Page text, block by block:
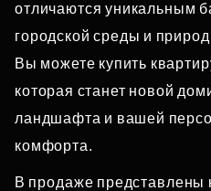
отличаются уникальным
городской среды и
Вы можете купить
которая станет новой
ландшафта и вашей
комфорта.
В продаже представлены